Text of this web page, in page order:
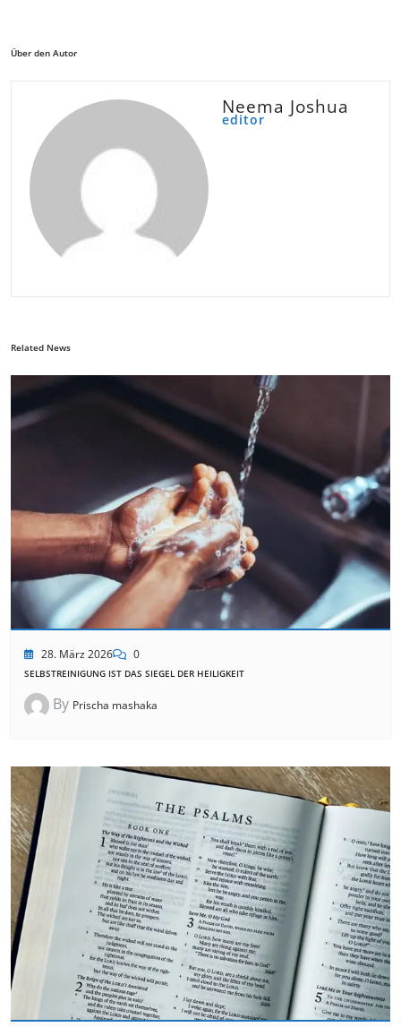
Über den Autor
Neema Joshua
editor
Related News
28. März 2026 0
SELBSTREINIGUNG IST DAS SIEGEL DER HEILIGKEIT
By Prischa mashaka